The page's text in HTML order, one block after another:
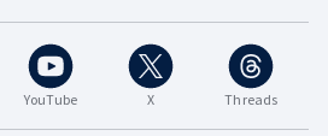
YouTube X Threads